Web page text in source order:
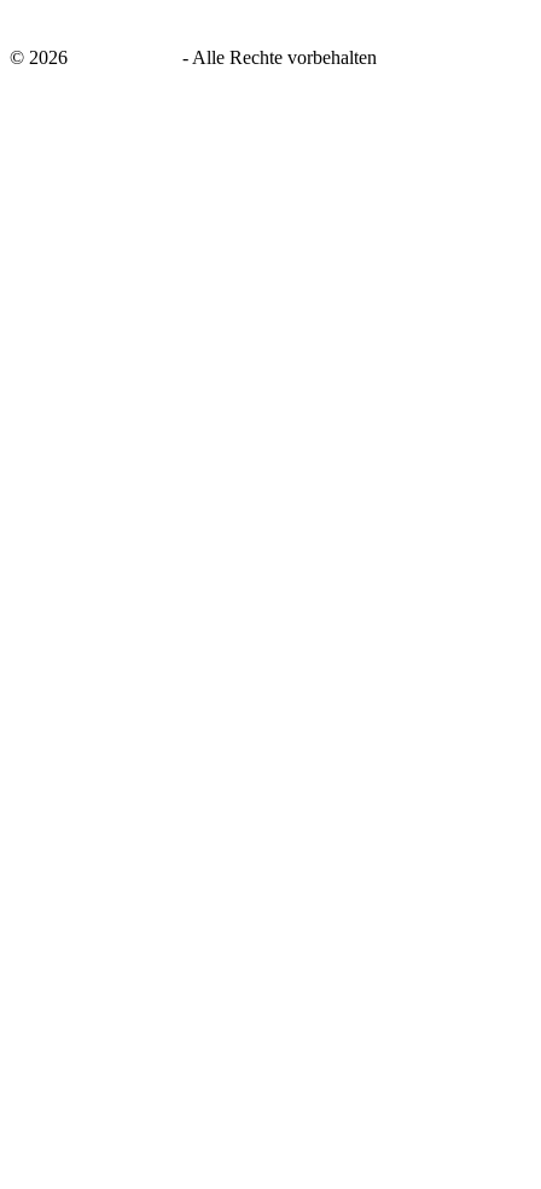
© 2026 - Alle Rechte vorbehalten